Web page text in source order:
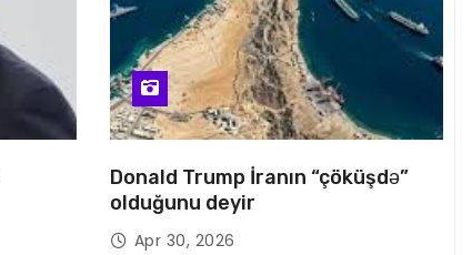
Donald Trump İranın “çöküşdə”
olduğunu deyir
Apr 30, 2026